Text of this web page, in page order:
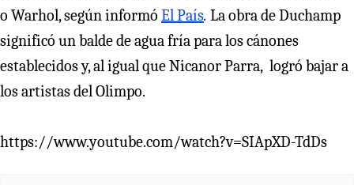
o Warhol, según informó El País. La obra de Duchamp
significó un balde de agua fría para los cánones
establecidos y, al igual que Nicanor Parra, logró bajar a
los artistas del Olimpo.
https://www.youtube.com/watch?v=SIApXD-TdDs